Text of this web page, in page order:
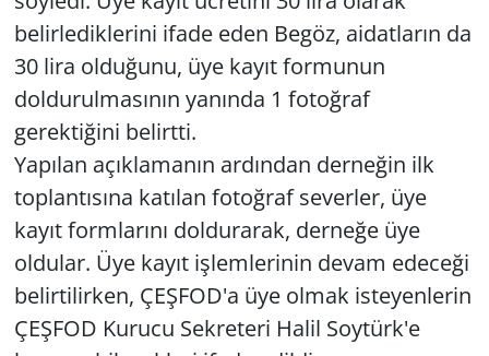
belirlediklerini ifade eden Begöz, aidatların da
30 lira olduğunu, üye kayıt formunun
doldurulmasının yanında 1 fotoğraf
gerektiğini belirtti.
Yapılan açıklamanın ardından derneğin ilk
toplantısına katılan fotoğraf severler, üye
kayıt formlarını doldurarak, derneğe üye
oldular. Üye kayıt işlemlerinin devam edeceği
belirtilirken, ÇEŞFOD'a üye olmak isteyenlerin
ÇEŞFOD Kurucu Sekreteri Halil Soytürk'e